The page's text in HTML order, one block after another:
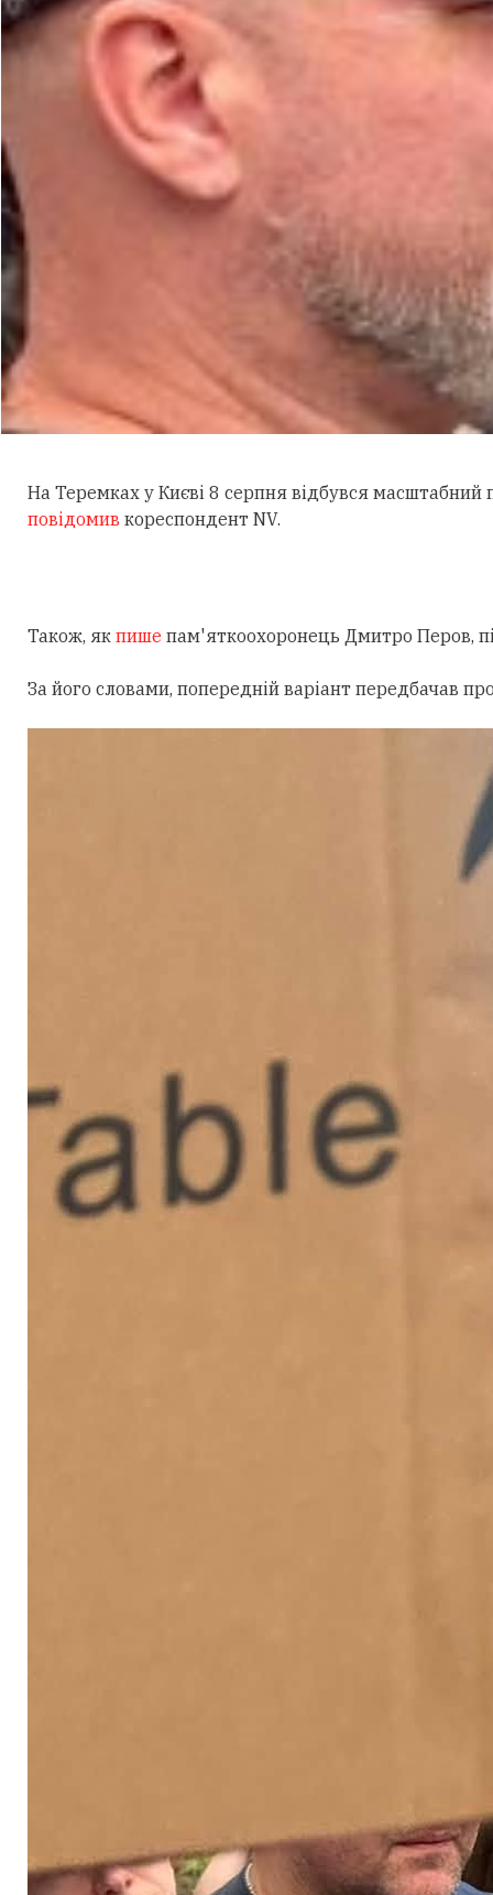
На Теремках у Києві 8 серпня відбувся масштабний
повідомив кореспондент NV.
Також, як пише пам'яткоохоронець Дмитро Перов,
За його словами, попередній варіант передбачав